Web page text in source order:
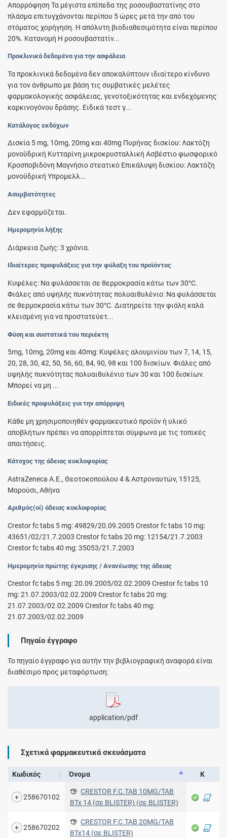
Απορρόφηση Τα μέγιστα επίπεδα της ροσουβαστατίνης στο
πλάσμα επιτυγχάνονται περίπου 5 ώρες μετά την από του
στόματος χορήγηση. Η απόλυτη βιοδιαθεσιμότητα είναι περίπου
20%. Κατανομή Η ροσουβαστατίν...
Προκλινικά δεδομένα για την ασφάλεια
Τα προκλινικά δεδομένα δεν αποκαλύπτουν ιδιαίτερο κίνδυνο
για τον άνθρωπο με βάση τις συμβατικές μελέτες
φαρμακολογικής ασφάλειας, γενοτοξικότητας και ενδεχόμενης
καρκινογόνου δράσης. Ειδικά τεστ γ...
Κατάλογος εκδόχων
Δισκία 5 mg, 10mg, 20mg και 40mg Πυρήνας δισκίου: Λακτόζη
μονοϋδρική Κυτταρίνη μικροκρυσταλλική Ασβέστιο φωσφορικό
Κροσποβιδόνη Μαγνήσιο στεατικό Επικάλυψη δισκίου: Λακτόζη
μονοϋδρική Υπρομελλ...
Ασυμβατότητες
Δεν εφαρμόζεται.
Ημερομηνία λήξης
Διάρκεια ζωής: 3 χρόνια.
Ιδιαίτερες προφυλάξεις για την φύλαξη του προϊόντος
Κυψέλες: Να φυλάσσεται σε θερμοκρασία κάτω των 30°C.
Φιάλες από υψηλής πυκνότητας πολυαιθυλένιο: Να φυλάσσεται
σε θερμοκρασία κάτω των 30°C. Διατηρείτε την φιάλη καλά
κλεισμένη για να προστατεύετ...
Φύση και συστατικά του περιέκτη
5mg, 10mg, 20mg και 40mg: Κυψέλες αλουμινίου των 7, 14, 15,
20, 28, 30, 42, 50, 56, 60, 84, 90, 98 και 100 δισκίων. Φιάλες από
υψηλής πυκνότητας πολυαιθυλένιο των 30 και 100 δισκίων.
Μπορεί να μη ...
Ειδικές προφυλάξεις για την απόρριψη
Κάθε μη χρησιμοποιηθέν φαρμακευτικό προϊόν ή υλικό
αποβλήτων πρέπει να απορρίπτεται σύμφωνα με τις τοπικές
απαιτήσεις.
Κάτοχος της άδειας κυκλοφορίας
AstraZeneca A.E., Θεοτοκοπούλου 4 & Αστροναυτών, 15125,
Μαρούσι, Αθήνα
Αριθμός(οί) άδειας κυκλοφορίας
Crestor fc tabs 5 mg: 49829/20.09.2005 Crestor fc tabs 10 mg:
43651/02/21.7.2003 Crestor fc tabs 20 mg: 12154/21.7.2003
Crestor fc tabs 40 mg: 35053/21.7.2003
Ημερομηνία πρώτης έγκρισης / Ανανέωσης της άδειας
Crestor fc tabs 5 mg: 20.09.2005/02.02.2009 Crestor fc tabs 10
mg: 21.07.2003/02.02.2009 Crestor fc tabs 20 mg:
21.07.2003/02.02.2009 Crestor fc tabs 40 mg:
21.07.2003/02.02.2009
Πηγαίο έγγραφο
Το πηγαίο έγγραφο για αυτήν την βιβλιογραφική αναφορά είναι
διαθέσιμο προς μεταφόρτωση:
application/pdf
Σχετικά φαρμακευτικά σκευάσματα
Κωδικός Όνομα Κ
258670102
CRESTOR F.C.TAB 10MG/TAB
BTx 14 (σε BLISTER) (σε BLISTER)
258670202
CRESTOR F.C.TAB 20MG/TAB
BTx14 (σε BLISTER)